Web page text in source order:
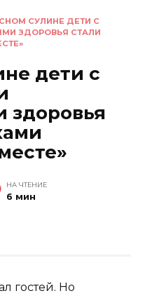
СУЛИНЕ ДЕТИ С
ЗДОРОВЬЯ СТАЛИ
дети с
здоровья
НА ЧТЕНИЕ
6 мин
гостей. Но